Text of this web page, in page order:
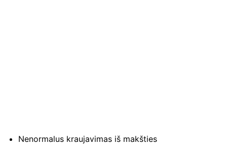
Nenormalus kraujavimas iš makšties